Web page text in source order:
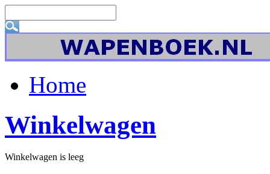
Home
Winkelwagen
Winkelwagen is leeg